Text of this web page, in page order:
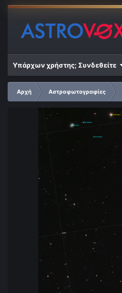
Υπάρχων χρήστης; Συνδεθείτε
Αρχή Αστροφωτογραφίες